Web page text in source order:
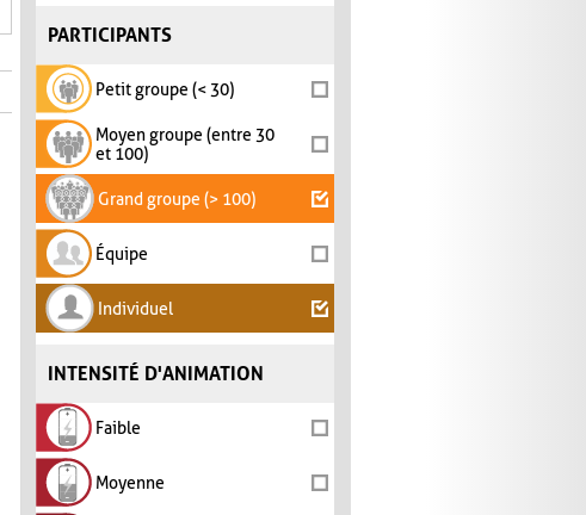
PARTICIPANTS
Petit groupe (< 30)
Moyen groupe (entre 30
et 100)
Grand groupe (> 100)
Équipe
Individuel
INTENSITÉ D'ANIMATION
Faible
Moyenne